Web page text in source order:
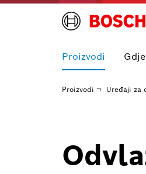
Proizvodi
Proizvodi Uređaji za